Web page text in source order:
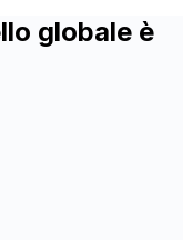
globale è